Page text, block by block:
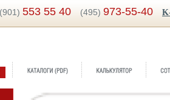
(901) 553 55 40 (495) 973-55-40